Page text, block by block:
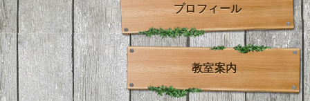
プロフィール
教室案内